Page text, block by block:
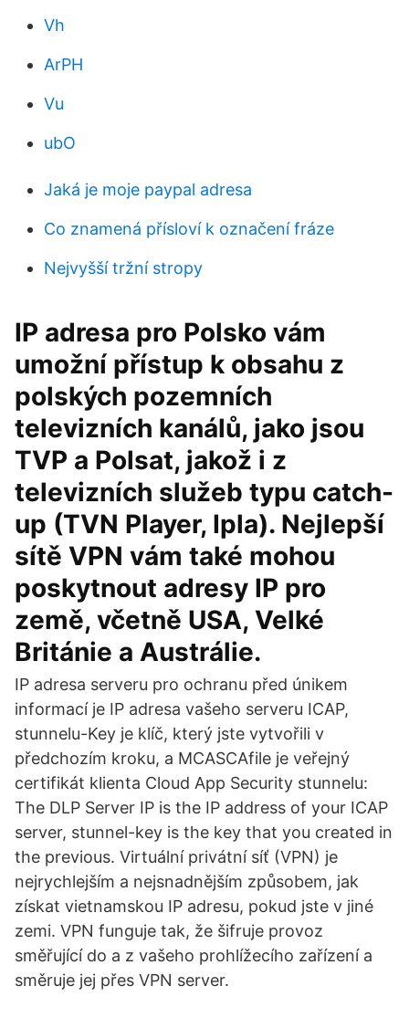
Vh
ArPH
Vu
ubO
Jaká je moje paypal adresa
Co znamená přísloví k označení fráze
Nejvyšší tržní stropy
IP adresa pro Polsko vám
umožní přístup k obsahu z
polských pozemních
televizních kanálů, jako jsou
TVP a Polsat, jakož i z
televizních služeb typu catch-
up (TVN Player, Ipla). Nejlepší
sítě VPN vám také mohou
poskytnout adresy IP pro
země, včetně USA, Velké
Británie a Austrálie.
IP adresa serveru pro ochranu před únikem
informací je IP adresa vašeho serveru ICAP,
stunnelu-Key je klíč, který jste vytvořili v
předchozím kroku, a MCASCAfile je veřejný
certifikát klienta Cloud App Security stunnelu:
The DLP Server IP is the IP address of your ICAP
server, stunnel-key is the key that you created in
the previous. Virtuální privátní síť (VPN) je
nejrychlejším a nejsnadnějším způsobem, jak
získat vietnamskou IP adresu, pokud jste v jiné
zemi. VPN funguje tak, že šifruje provoz
směřující do a z vašeho prohlížecího zařízení a
směruje jej přes VPN server.